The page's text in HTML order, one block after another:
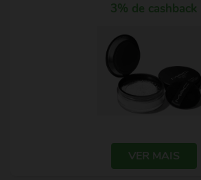
3% de cashback
VER MAIS